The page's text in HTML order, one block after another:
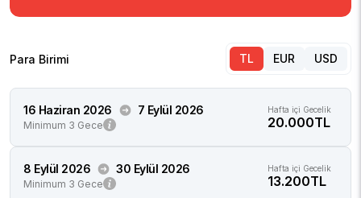
Para Birimi TL EUR USD
16 Haziran 2026 7 Eylül 2026
Minimum 3 Gece
Hafta içi Gecelik
20.000TL
8 Eylül 2026 30 Eylül 2026
Minimum 3 Gece
Hafta içi Gecelik
13.200TL